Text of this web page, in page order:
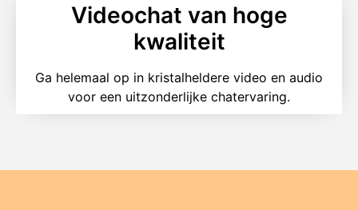
Videochat van hoge
kwaliteit
Ga helemaal op in kristalheldere video en audio
voor een uitzonderlijke chatervaring.